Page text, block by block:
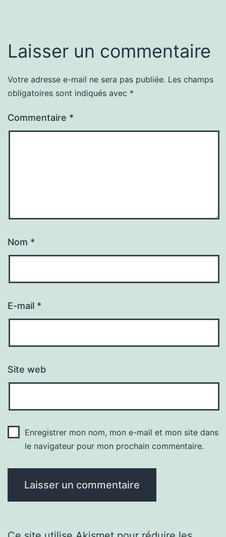
Laisser un commentaire
Votre adresse e-mail ne sera pas publiée. Les champs
obligatoires sont indiqués avec *
Commentaire *
Nom *
E-mail *
Site web
Enregistrer mon nom, mon e-mail et mon site dans
le navigateur pour mon prochain commentaire.